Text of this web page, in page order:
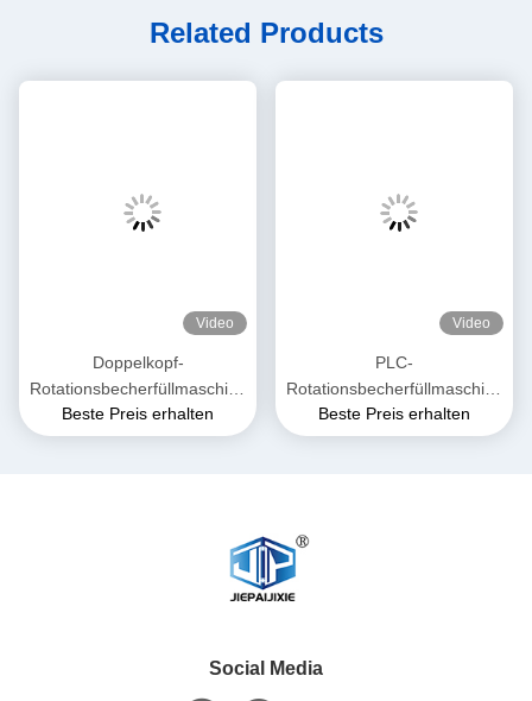
Related Products
Video
Doppelkopf-
Rotationsbecherfüllmaschine
Kunststoffröhre Ketchup-
Soße Becherfüllversiegelung
Beste Preis erhalten
Video
PLC-
Rotationsbecherfüllmaschine
8 Becher/Min.
Beste Preis erhalten
Social Media